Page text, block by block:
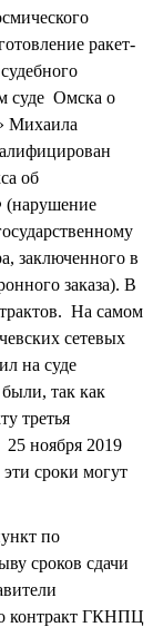
ракет-
суде Омска о
Михаила
об
(нарушение
заключенного в
заказа). В
На самом
сетевых
на суде
так как
третья
25 ноября 2019
сроки могут
по
сроков сдачи
контракт ГКНПЦ